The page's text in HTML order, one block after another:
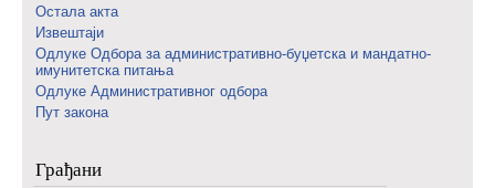
Остала акта
Извештаји
Одлуке Одбора за административно-буџетска и мандатно-
имунитетска питања
Одлуке Административног одбора
Пут закона
Грађани